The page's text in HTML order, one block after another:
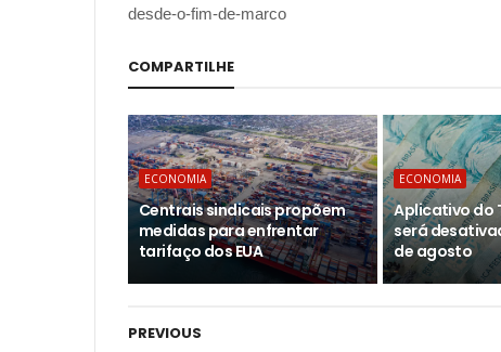
desde-o-fim-de-marco
COMPARTILHE
ECONOMIA
Centrais sindicais propõem
medidas para enfrentar
tarifaço dos EUA
ECONOMIA
Aplicativo do
será
de agosto
PREVIOUS